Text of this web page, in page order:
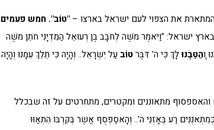
את הצפוי לעם ישראל בארצו – "טוֹב". חמש פעמים
ישראל: "וַיֹּאמֶר מֹשֶׁה לְחֹבָב בֶּן רְעוּאֵל הַמִּדְיָנִי חֹתֵן מֹשֶׁה
וְהֵטַבְנוּלָךְ כִּי ה' דִּבֶּרטוֹבעַל יִשְׂרָאֵל.. וְהָיָה כִּי תֵלֵךְ עִמָּנוּ וְהָיָה
מתאוננים ומקטרים, מתחרטים על זה שבכלל
רַע בְּאָזְנֵי ה'.. וְהָאסַפְסֻף אֲשֶׁר בְּקִרְבּוֹ הִתְאַוּוּ